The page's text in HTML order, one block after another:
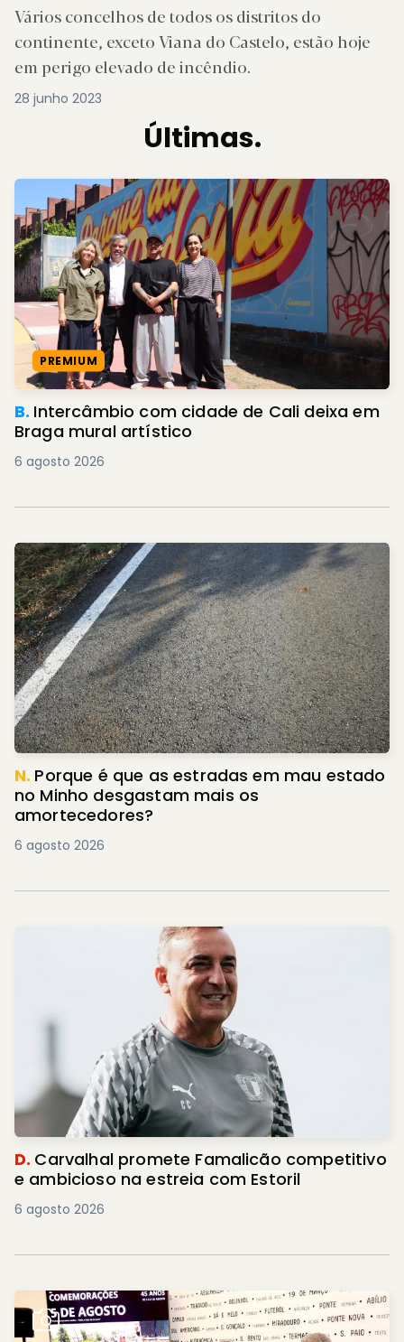
Vários concelhos de todos os distritos do
continente, exceto Viana do Castelo, estão hoje
em perigo elevado de incêndio.
28 junho 2023
Últimas.
PREMIUM
B. Intercâmbio com cidade de Cali deixa em
Braga mural artístico
6 agosto 2026
N. Porque é que as estradas em mau estado
no Minho desgastam mais os
amortecedores?
6 agosto 2026
D. Carvalhal promete Famalicão competitivo
e ambicioso na estreia com Estoril
6 agosto 2026